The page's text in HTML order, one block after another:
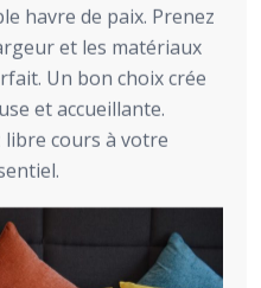
havre de paix. Prenez
et les matériaux
Un bon choix crée
et accueillante.
libre cours à votre